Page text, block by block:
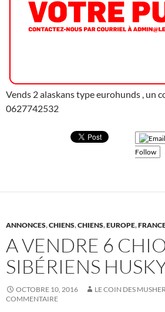
Vends 2 alaskans type eurohunds , un
0627742532
Follow
ANNONCES,CHIENS,CHIENS,EUROPE,
A VENDRE 6
SIBÉRIENS
OCTOBRE 10, 2016 LE COIN DES
COMMENTAIRE